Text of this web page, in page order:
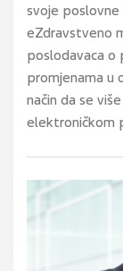
svoje poslovne
eZdravstveno
poslodavaca o
promjenama u
način da se
elektroničkom